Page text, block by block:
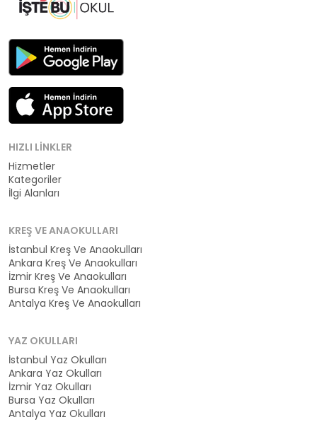
HIZLI LINKLER
Hizmetler
Kategoriler
İlgi Alanları
KREŞ VE ANAOKULLARI
İstanbul Kreş Ve Anaokulları
Ankara Kreş Ve Anaokulları
İzmir Kreş Ve Anaokulları
Bursa Kreş Ve Anaokulları
Antalya Kreş Ve Anaokulları
YAZ OKULLARI
İstanbul Yaz Okulları
Ankara Yaz Okulları
İzmir Yaz Okulları
Bursa Yaz Okulları
Antalya Yaz Okulları